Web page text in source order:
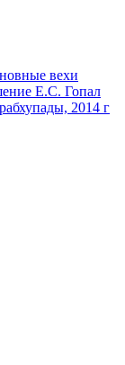
вехи
Е.С. Гопал
2014 г